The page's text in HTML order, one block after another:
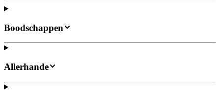
Boodschappen
Allerhande